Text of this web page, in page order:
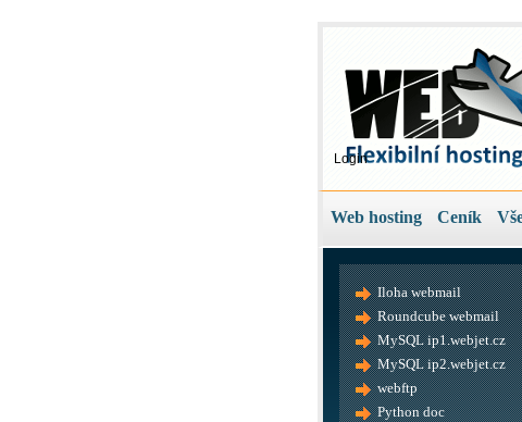
Login
Web hosting Ceník
Iloha webmail
Roundcube webmail
MySQL ip1.webjet.cz
MySQL ip2.webjet.cz
webftp
Python doc